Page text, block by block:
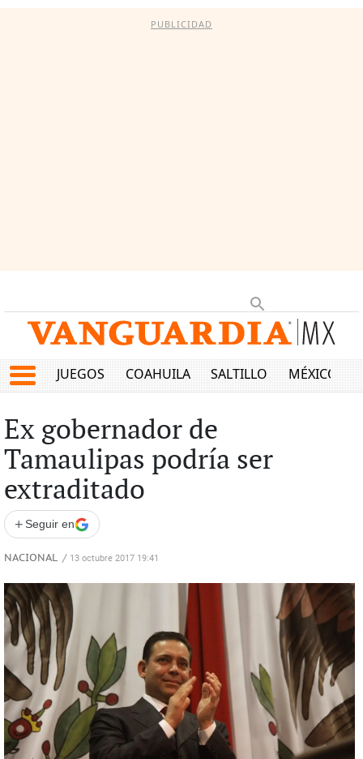
PUBLICIDAD
JUEGOS COAHUILA SALTILLO MÉXICO
Ex gobernador de
Tamaulipas podría ser
extraditado
+ Seguir en
NACIONAL / 13 octubre 2017 19:41